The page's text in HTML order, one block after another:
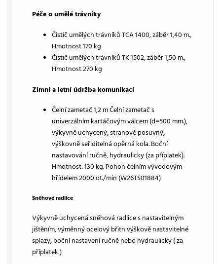
Péče o umělé trávníky
Čistič umělých trávníků TCA 1400, záběr 1,40 m.,
Hmotnost 170 kg
Čistič umělých trávníků TK 1502, záběr 1,50 m.,
Hmotnost 270 kg
Zimní a letní údržba komunikací
Čelní zametač 1,2 m Čelní zametač s
univerzálním kartáčovým válcem (d=500 mm.),
výkyvně uchycený, stranově posuvný,
výškovně seřiditelná opěrná kola. Boční
nastavování ručně, hydraulicky (za příplatek).
Hmotnost: 130 kg. Pohon čelním vývodovým
hřídelem 2000 ot./min (W26TS01884)
Sněhové radlice
Výkyvně uchycená sněhová radlice s nastavitelným
jištěním, výměnný ocelový břitn výškově nastavitelné
splazy, boční nastavení ručně nebo hydraulicky ( za
příplatek )